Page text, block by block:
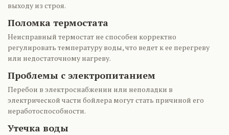
выходу из строя.
Поломка термостата
Неисправный термостат не способен корректно
регулировать температуру воды, что ведет к ее перегреву
или недостаточному нагреву.
Проблемы с электропитанием
Перебои в электроснабжении или неполадки в
электрической части бойлера могут стать причиной его
неработоспособности.
Утечка воды